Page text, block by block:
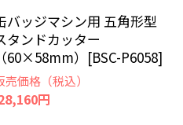
バッジマシン用 五角形型
タンドカッター
（60×58mm）[BSC-P6058]
売価格（税込）
円